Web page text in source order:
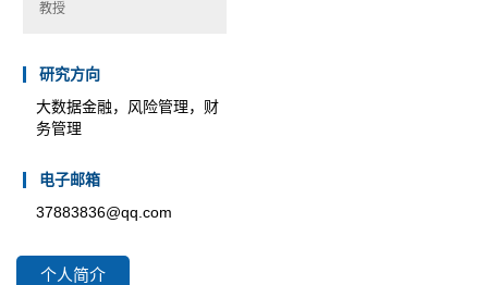
教授
研究方向
大数据金融，风险管理，财
务管理
电子邮箱
37883836@qq.com
个人简介